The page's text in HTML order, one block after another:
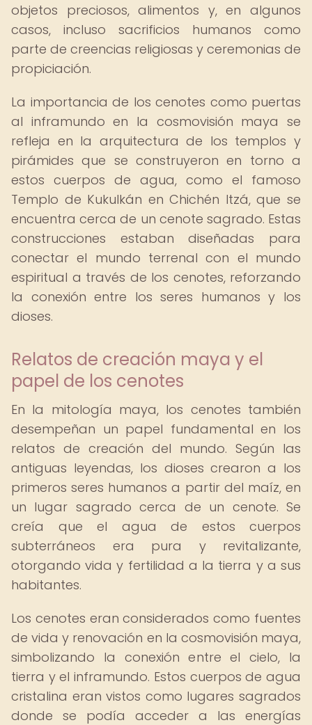
objetos preciosos, alimentos y, en algunos
casos, incluso sacrificios humanos como
parte de creencias religiosas y ceremonias de
propiciación.
La importancia de los cenotes como puertas
al inframundo en la cosmovisión maya se
refleja en la arquitectura de los templos y
pirámides que se construyeron en torno a
estos cuerpos de agua, como el famoso
Templo de Kukulkán en Chichén Itzá, que se
encuentra cerca de un cenote sagrado. Estas
construcciones estaban diseñadas para
conectar el mundo terrenal con el mundo
espiritual a través de los cenotes, reforzando
la conexión entre los seres humanos y los
dioses.
Relatos de creación maya y el
papel de los cenotes
En la mitología maya, los cenotes también
desempeñan un papel fundamental en los
relatos de creación del mundo. Según las
antiguas leyendas, los dioses crearon a los
primeros seres humanos a partir del maíz, en
un lugar sagrado cerca de un cenote. Se
creía que el agua de estos cuerpos
subterráneos era pura y revitalizante,
otorgando vida y fertilidad a la tierra y a sus
habitantes.
Los cenotes eran considerados como fuentes
de vida y renovación en la cosmovisión maya,
simbolizando la conexión entre el cielo, la
tierra y el inframundo. Estos cuerpos de agua
cristalina eran vistos como lugares sagrados
donde se podía acceder a las energías